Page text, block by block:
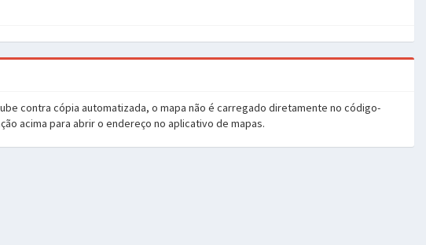
contra cópia automatizada, o mapa não é carregado diretamente no código-
acima para abrir o endereço no aplicativo de mapas.